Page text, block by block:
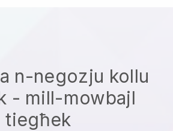
n-negozju kollu
- mill-mowbajl
tiegħek